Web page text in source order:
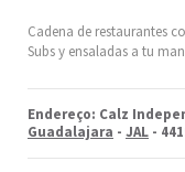
Cadena de restaurantes
Subs y ensaladas a tu
Endereço: Calz
Guadalajara - JAL -